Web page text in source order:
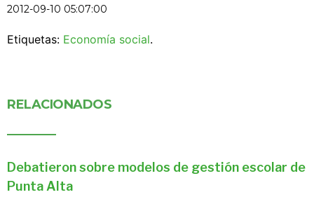
2012-09-10 05:07:00
Etiquetas: Economía social.
RELACIONADOS
Debatieron sobre modelos de gestión escolar de
Punta Alta